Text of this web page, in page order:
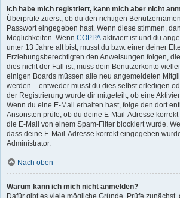
Ich habe mich registriert, kann mich aber nicht
Überprüfe zuerst, ob du den richtigen
Passwort eingegeben hast. Wenn diese stimmen,
Möglichkeiten. Wenn COPPA aktiviert ist und du
unter 13 Jahre alt bist, musst du bzw. einer deiner
Erziehungsberechtigten den Anweisungen folgen,
dies nicht der Fall ist, muss dein Benutzerkonto
einigen Boards müssen alle neu angemeldeten
werden – entweder musst du dies selbst erledigen
der Registrierung wurde dir mitgeteilt, ob eine
Wenn du eine E-Mail erhalten hast, folge den dort
Ansonsten prüfe, ob du deine E-Mail-Adresse
die E-Mail von einem Spam-Filter blockiert wurde.
dass deine E-Mail-Adresse korrekt eingegeben
Administrator.
Nach oben
Warum kann ich mich nicht anmelden?
Dafür gibt es viele mögliche Gründe. Prüfe